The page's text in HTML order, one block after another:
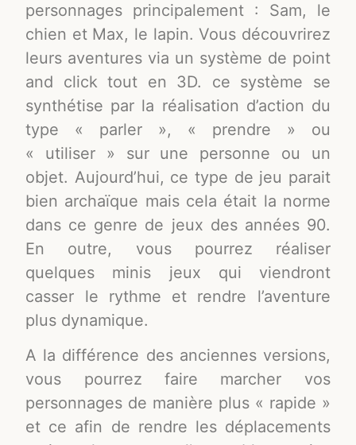
personnages principalement : Sam, le
chien et Max, le lapin. Vous découvrirez
leurs aventures via un système de point
and click tout en 3D. ce système se
synthétise par la réalisation d’action du
type « parler », « prendre » ou
« utiliser » sur une personne ou un
objet. Aujourd’hui, ce type de jeu parait
bien archaïque mais cela était la norme
dans ce genre de jeux des années 90.
En outre, vous pourrez réaliser
quelques minis jeux qui viendront
casser le rythme et rendre l’aventure
plus dynamique.
A la différence des anciennes versions,
vous pourrez faire marcher vos
personnages de manière plus « rapide »
et ce afin de rendre les déplacements